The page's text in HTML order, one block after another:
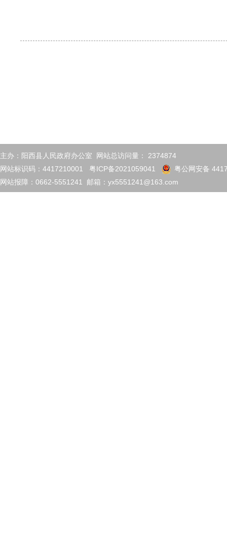
主办：阳西县人民政府办公室 网站总访问量： 2374874
网站标识码：4417210001 粤ICP备2021059041
粤公网安备
网站报障：0662-5551241 邮箱：yx5551241@163.com